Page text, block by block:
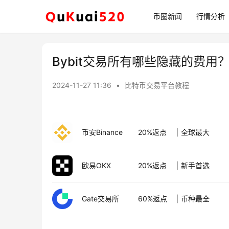
币圈新闻 行情分析
Bybit交易所有哪些隐藏的费用？
2024-11-27 11:36 • 比特币交易平台教程
币安Binance 20%返点 全球最大
欧易OKX 20%返点 新手首选
Gate交易所 60%返点 币种最全